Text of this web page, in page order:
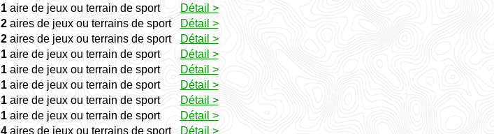
1aire de jeux ou terrain de sport
Détail >
2aires de jeux ou terrains de sport
Détail >
2aires de jeux ou terrains de sport
Détail >
1aire de jeux ou terrain de sport
Détail >
1aire de jeux ou terrain de sport
Détail >
1aire de jeux ou terrain de sport
Détail >
1aire de jeux ou terrain de sport
Détail >
1aire de jeux ou terrain de sport
Détail >
4aires de jeux ou terrains de sport Détail >